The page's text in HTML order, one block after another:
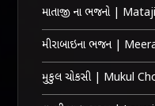
માતાજી ના ભજનો |
મીરાબાઇના ભજન |
મુકુલ ચોકસી | Mukul